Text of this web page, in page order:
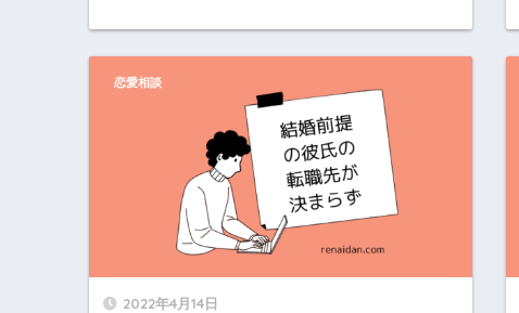
2022年4月14日
恋愛相談